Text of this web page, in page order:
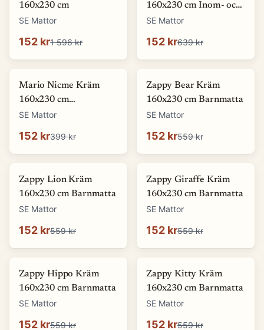
160x230 cm
SE Mattor
152 kr1 596 kr
160x230 cm Inom- och
utomhusmatta
SE Mattor
152 kr639 kr
- 62
Mario Nicme Kräm
160x230 cm
Wiltonmatta
SE Mattor
152 kr399 kr
-73
Zappy Bear Kräm
160x230 cm Barnmatta
SE Mattor
152 kr559 kr
-73
Zappy Lion Kräm
160x230 cm Barnmatta
SE Mattor
152 kr559 kr
-73
Zappy Giraffe Kräm
160x230 cm Barnmatta
SE Mattor
152 kr559 kr
-73
Zappy Hippo Kräm
160x230 cm Barnmatta
SE Mattor
152 kr559 kr
-73
Zappy Kitty Kräm
160x230 cm Barnmatta
SE Mattor
152 kr559 kr